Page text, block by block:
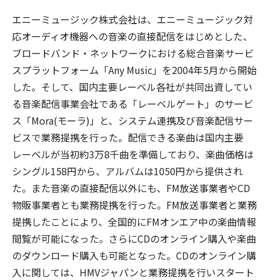
エニーミュージック株式会社は、エニーミュージック対
応オーディオ機器への音楽の直接配信をはじめとした、
ブロードバンド・ネットワークにおける総合音楽サービ
スプラットフォーム「Any Music」を2004年5月から開始
した。そして、国内主要レーベル各社が共同出資してい
る音楽配信事業会社である「レーベルゲート」のサービ
ス「Mora(モーラ)」と、システム連携及び音楽配信サー
ビスで業務提携を行った。配信できる楽曲は国内主要
レーベルが当初約3万8千曲を準備しており、楽曲価格は
シングル158円から、アルバムは1050円から提供され
た。また音楽の直接配信以外にも、FM放送事業者やCD
物販事業者とも業務提携を行った。FM放送事業者と業務
提携したことにより、全国的にFMオンエア中の楽曲情報
閲覧が可能になった。さらにCDのオンライン購入や楽曲
のダウンロード購入も可能となった。CDのオンライン購
入に関しては、HMVジャパンと業務提携を行いスタート